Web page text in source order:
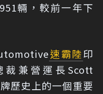
輛，較前一年下
速霸陸印
裁兼營運長Scott
歷史上的一個重要